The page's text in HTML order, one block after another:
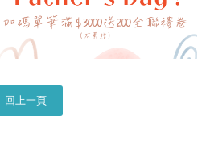
回上一頁